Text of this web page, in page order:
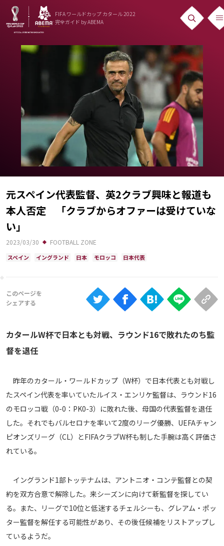
FIFA ワールドカップ カタール 2022
完全ガイド by ABEMA
ニュース
出場国
Teams
日本代表
Team Japan
日程・結果
Schedule
ランキング
大会について
視聴方法
iOS Apps
TV
元スペイン代表監督、英2クラブ興味と報道も
本人否定 「クラブからオファーは受けていな
い」
2023/03/30 FOOTBALL ZONE
スペイン イングランド 日本 モロッコ 日本代表
カタールW杯で日本とも対戦、ラウンド16で敗れたのち監
督を退任
昨年のカタール・ワールドカップ（W杯）で日本代表とも対戦し
たスペイン代表を率いていたルイス・エンリケ監督は、ラウンド16
のモロッコ戦（0-0：PK0-3）に敗れた後、母国の代表監督を退任
した。それでもバルセロナを率いて2度のリーグ優勝、UEFAチャン
ピオンズリーグ（CL）とFIFAクラブW杯も制した手腕は高く評価さ
れている。
イングランド1部トッテナムは、アントニオ・コンテ監督との契
約を双方合意で解除した。来シーズンに向けて新監督を探してい
る。また、リーグで10位と低迷するチェルシーも、グレアム・ポッ
ター監督を解任する可能性があり、その後任候補をリストアップし
ているようだ。